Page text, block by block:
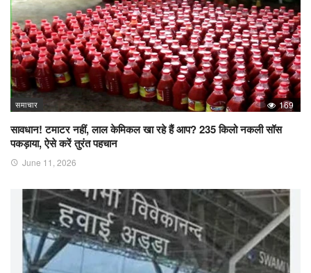
समाचार 169
सावधान! टमाटर नहीं, लाल केमिकल खा रहे हैं आप? 235 किलो नकली सॉस
पकड़ाया, ऐसे करें तुरंत पहचान
June 11, 2026